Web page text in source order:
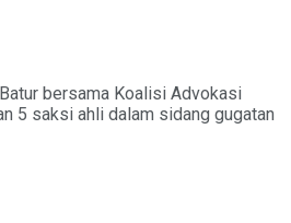
bersama Koalisi Advokasi
5 saksi ahli dalam sidang gugatan